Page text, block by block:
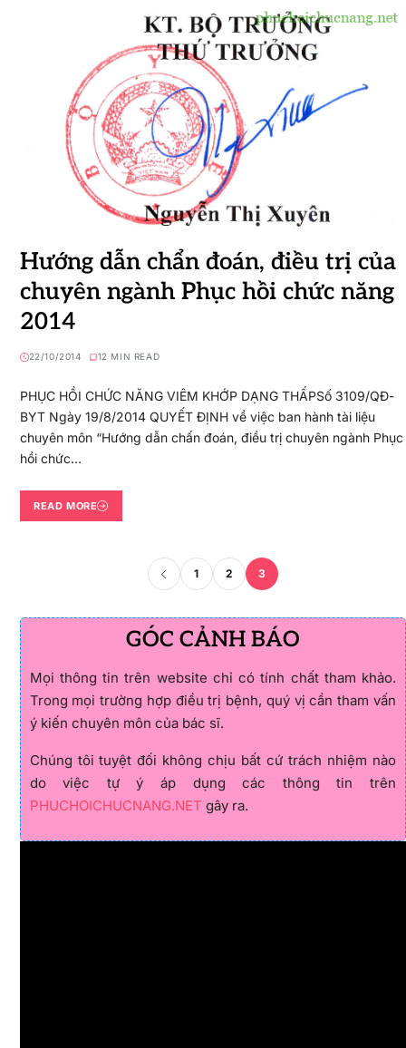
Hướng dẫn chẩn đoán, điều trị của
chuyên ngành Phục hồi chức năng
2014
22/10/2014 12 MIN READ
PHỤC HỒI CHỨC NĂNG VIÊM KHỚP DẠNG THẤPSố 3109/QĐ-
BYT Ngày 19/8/2014 QUYẾT ĐỊNH về việc ban hành tài liệu
chuyên môn “Hướng dẫn chấn đoán, điều trị chuyên ngành Phục
hồi chức…
READ MORE
1 2 3
GÓC CẢNH BÁO
Mọi thông tin trên website chỉ có tính chất tham khảo.
Trong mọi trường hợp điều trị bệnh, quý vị cần tham vấn
ý kiến chuyên môn của bác sĩ.
Chúng tôi tuyệt đối không chịu bất cứ trách nhiệm nào
do việc tự ý áp dụng các thông tin trên
PHUCHOICHUCNANG.NET gây ra.